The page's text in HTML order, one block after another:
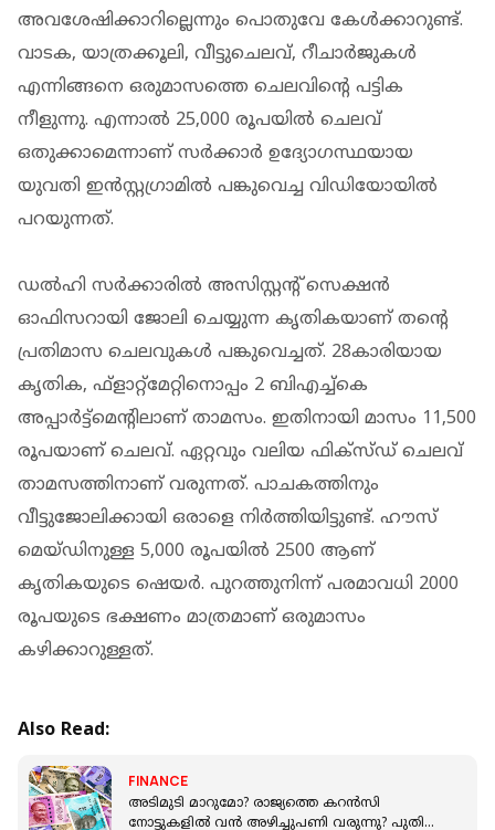
അവശേഷിക്കാറില്ലെന്നും പൊതുവേ കേള്‍ക്കാറുണ്ട്.
വാടക, യാത്രക്കൂലി, വീട്ടുചെലവ്, റീചാര്‍ജുകള്‍
എന്നിങ്ങനെ ഒരുമാസത്തെ ചെലവിന്റെ പട്ടിക
നീളുന്നു. എന്നാല്‍ 25,000 രൂപയില്‍ ചെലവ്
ഒതുക്കാമെന്നാണ് സര്‍ക്കാര്‍ ഉദ്യോഗസ്ഥയായ
യുവതി ഇന്‍സ്റ്റഗ്രാമില്‍ പങ്കുവെച്ച വിഡിയോയില്‍
പറയുന്നത്.
ഡല്‍ഹി സര്‍ക്കാരില്‍ അസിസ്റ്റന്റ് സെക്ഷന്‍
ഓഫിസറായി ജോലി ചെയ്യുന്ന കൃതികയാണ് തന്റെ
പ്രതിമാസ ചെലവുകള്‍ പങ്കുവെച്ചത്. 28കാരിയായ
കൃതിക, ഫ്‌ളാറ്റ്‌മേറ്റിനൊപ്പം 2 ബിഎച്ച്‌കെ
അപ്പാര്‍ട്ട്‌മെന്റിലാണ് താമസം. ഇതിനായി മാസം 11,500
രൂപയാണ് ചെലവ്. ഏറ്റവും വലിയ ഫിക്‌സ്ഡ് ചെലവ്
താമസത്തിനാണ് വരുന്നത്. പാചകത്തിനും
വീട്ടുജോലിക്കായി ഒരാളെ നിര്‍ത്തിയിട്ടുണ്ട്. ഹൗസ്
മെയ്ഡിനുള്ള 5,000 രൂപയില്‍ 2500 ആണ്
കൃതികയുടെ ഷെയര്‍. പുറത്തുനിന്ന് പരമാവധി 2000
രൂപയുടെ ഭക്ഷണം മാത്രമാണ് ഒരുമാസം
കഴിക്കാറുള്ളത്.
Also Read:
FINANCE
അടിമുടി മാറുമോ? രാജ്യത്തെ കറൻസി
നോട്ടുകളിൽ വൻ അഴിച്ചുപണി വരുന്നു? പുതിയ